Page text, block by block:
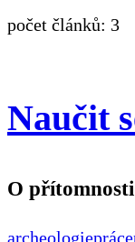
počet článků: 3
Naučit
O
archeologiepráce